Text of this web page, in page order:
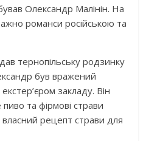
Олександр Малінін. На
романси російською та
тернопільську родзинку
був вражений
закладу. Він
та фірмові страви
власний рецепт страви для